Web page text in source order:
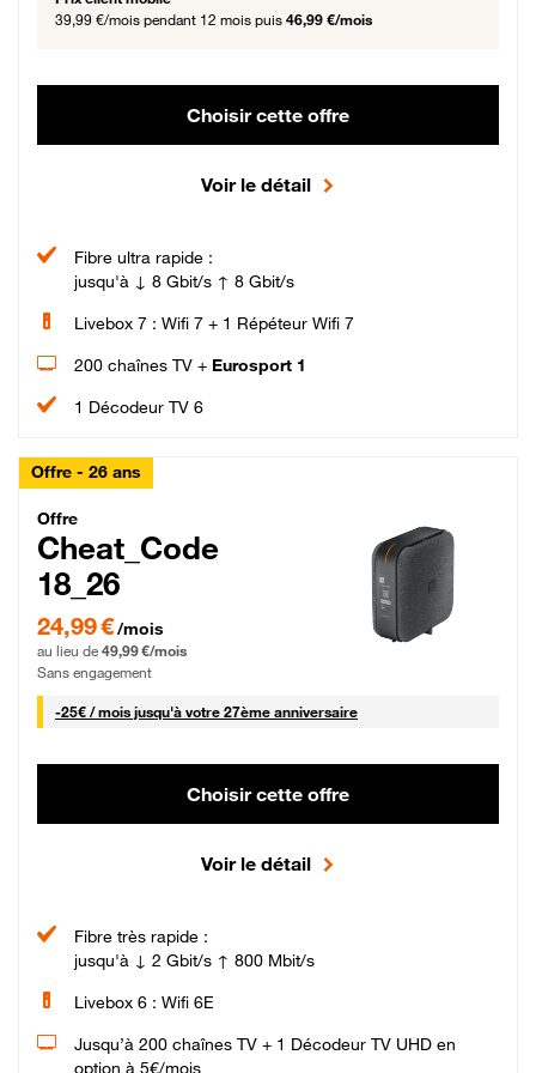
39,99 €/mois pendant 12 mois puis 46,99 €/mois
Choisir cette offre
Voir le détail
Fibre ultra rapide :
jusqu'à ↓ 8 Gbit/s ↑ 8 Gbit/s
Livebox 7 : Wifi 7 + 1 Répéteur Wifi 7
200 chaînes TV + Eurosport 1
1 Décodeur TV 6
Offre - 26 ans
Cheat_Code Fibre_18_26
Offre
Cheat_Code
18_26
24,99 € par mois pendant 0 mois puis 49,99 € par mois, Sans engagement
24,99 €/mois
au lieu de 49,99 €/mois
Sans engagement
-25€ / mois25 € par mois
jusqu'à votre 27ème anniversaire
Choisir cette offre
Voir le détail
Fibre très rapide :
jusqu'à ↓ 2 Gbit/s ↑ 800 Mbit/s
Livebox 6 : Wifi 6E
Jusqu’à 200 chaînes TV + 1 Décodeur TV UHD en
option à 5€/mois